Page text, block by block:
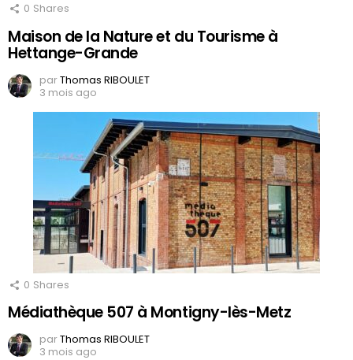
0 Shares
Maison de la Nature et du Tourisme à
Hettange-Grande
parThomas RIBOULET
3 mois ago
0 Shares
Médiathèque 507 à Montigny-lès-Metz
parThomas RIBOULET
3 mois ago